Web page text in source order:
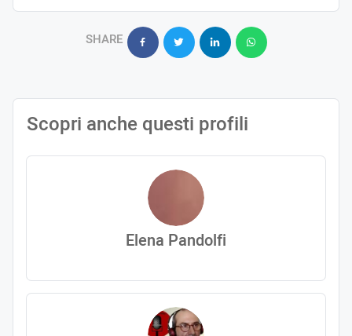
SHARE
Scopri anche questi profili
Elena Pandolfi